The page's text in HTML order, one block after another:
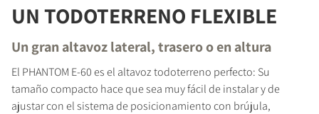
UN TODOTERRENO FLEXIBLE
Un gran altavoz lateral, trasero o en altura
El PHANTOM E-60 es el altavoz todoterreno perfecto: Su
tamaño compacto hace que sea muy fácil de instalar y de
ajustar con el sistema de posicionamiento con brújula,